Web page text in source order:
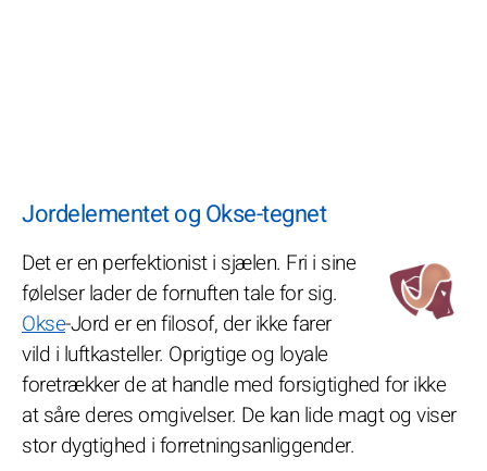
Jordelementet og Okse-tegnet
Det er en perfektionist i sjælen. Fri i sine
følelser lader de fornuften tale for sig.
Okse-Jord er en filosof, der ikke farer
vild i luftkasteller. Oprigtige og loyale
foretrækker de at handle med forsigtighed for ikke
at såre deres omgivelser. De kan lide magt og viser
stor dygtighed i forretningsanliggender.